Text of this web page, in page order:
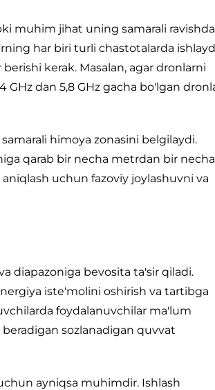
muhim jihat uning samarali ravishda
har biri turli chastotalarda
kerak. Masalan, agar dronlarni
dan 5,8 GHz gacha bo'lgan
himoya zonasini belgilaydi.
qarab bir necha metrdan bir
uchun fazoviy joylashuvni va
diapazoniga bevosita ta'sir qiladi.
iste'molini oshirish va tartibga
foydalanuvchilar ma'lum
sozlanadigan quvvat
ayniqsa muhimdir. Ishlash